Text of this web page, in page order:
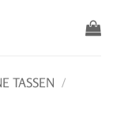
TASSEN /